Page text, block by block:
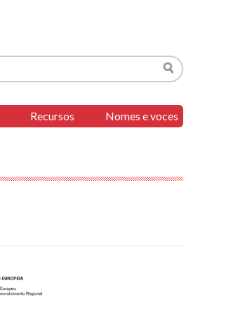
Buscar
Recursos Nomes e voces